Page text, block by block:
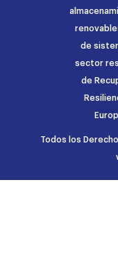
de
sector
de
Todos los